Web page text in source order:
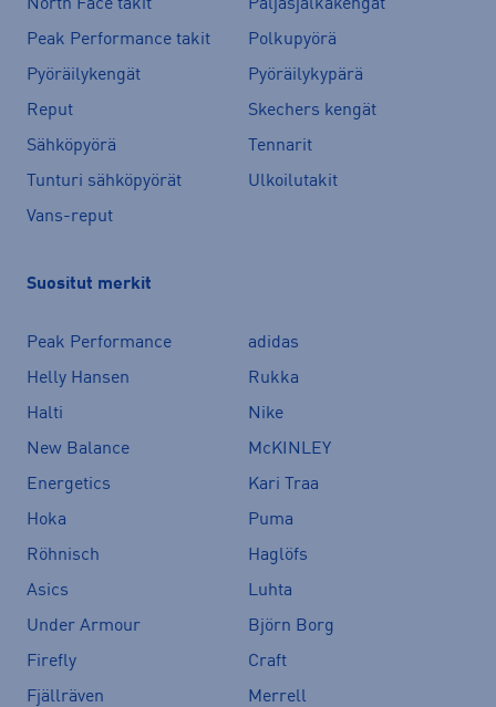
North Face takit
Paljasjalkakengät
Peak Performance takit
Polkupyörä
Pyöräilykengät
Pyöräilykypärä
Reput
Skechers kengät
Sähköpyörä
Tennarit
Tunturi sähköpyörät
Ulkoilutakit
Vans-reput
Suositut merkit
Peak Performance
adidas
Helly Hansen
Rukka
Halti
Nike
New Balance
McKINLEY
Energetics
Kari Traa
Hoka
Puma
Röhnisch
Haglöfs
Asics
Luhta
Under Armour
Björn Borg
Firefly
Craft
Fjällräven
Merrell